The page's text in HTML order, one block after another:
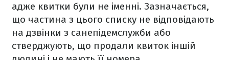
адже квитки були не іменні. Зазначається,
що частина з цього списку не відповідають
на дзвінки з санепідемслужби або
стверджують, що продали квиток іншій